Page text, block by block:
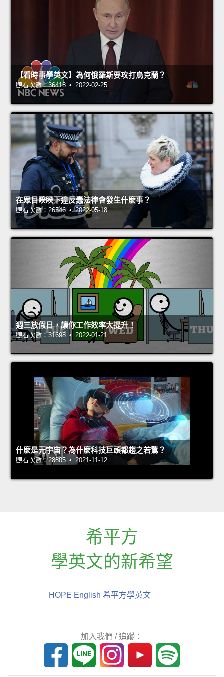
【看時事學英文】為何俄羅斯要攻打烏克蘭？
觀看次數：36418 • 2022-02-25
在眾目睽睽下違反蠢法律會發生什麼事？
觀看次數：26546 • 2022-05-18
週三放假日，讓你工作效率大提升！
觀看次數：31698 • 2022-01-21
什麼是元宇宙？為什麼科技巨頭都趨之若鶩？
觀看次數：28805 • 2021-11-12
希平方
學英文的新希望
HOPE English 希平方學英文
加入我們 / 追蹤：